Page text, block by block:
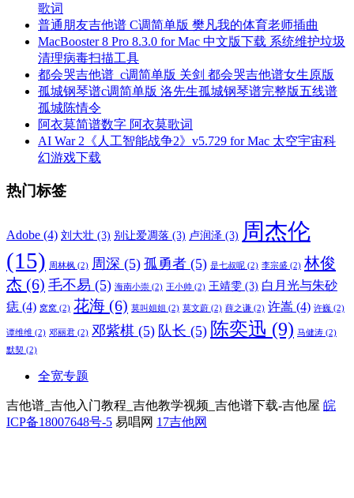
歌词
普通朋友吉他谱 C调简单版 樊凡我的体育老师插曲
MacBooster 8 Pro 8.3.0 for Mac 中文版下载 系统维护垃圾
清理病毒扫描工具
都会哭吉他谱_c调简单版 关剑 都会哭吉他谱女生原版
孤城钢琴谱c调简单版 洛先生孤城钢琴谱完整版五线谱
孤城陈情令
阿衣莫简谱数字 阿衣莫歌词
AI War 2《人工智能战争2》v5.729 for Mac 太空宇宙科
幻游戏下载
热门标签
Adobe (4) 刘大壮 (3) 别让爱凋落 (3) 卢润泽 (3) 周杰伦
(15)
周林枫 (2) 周深 (5) 孤勇者 (5) 是七叔呢 (2) 李宗盛 (2) 林俊
杰 (6) 毛不易 (5) 海南小崇 (2) 王小帅 (2) 王靖雯 (3) 白月光与朱砂
痣 (4) 窝窝 (2) 花海 (6) 莫叫姐姐 (2) 莫文蔚 (2) 薛之谦 (2) 许嵩 (4) 许巍 (2)
谭维维 (2) 邓丽君 (2) 邓紫棋 (5) 队长 (5) 陈奕迅 (9) 马健涛 (2)
默契 (2)
全宽专题
吉他谱_吉他入门教程_吉他教学视频_吉他谱下载-吉他屋 皖
ICP备18007648号-5 易唱网 17吉他网